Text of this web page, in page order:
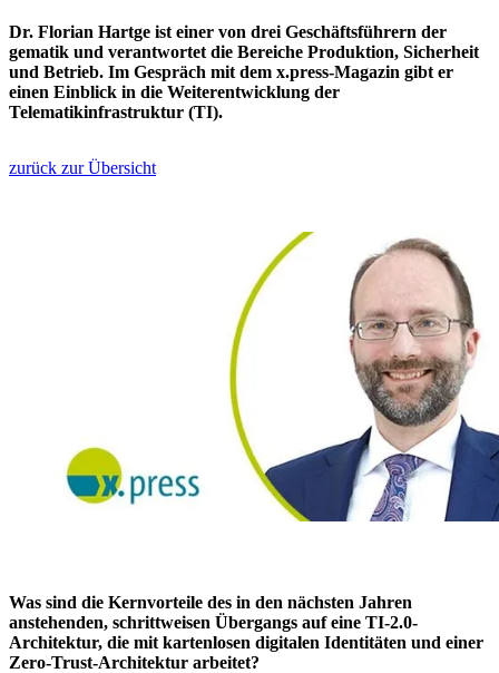
Dr. Florian Hartge ist einer von drei Geschäftsführern der
gematik und verantwortet die Bereiche Produktion, Sicherheit
und Betrieb. Im Gespräch mit dem x.press-Magazin gibt er
einen Einblick in die Weiterentwicklung der
Telematikinfrastruktur (TI).
zurück zur Übersicht
Was sind die Kernvorteile des in den nächsten Jahren
anstehenden, schrittweisen Übergangs auf eine TI-2.0-
Architektur, die mit kartenlosen digitalen Identitäten und einer
Zero-Trust-Architektur arbeitet?